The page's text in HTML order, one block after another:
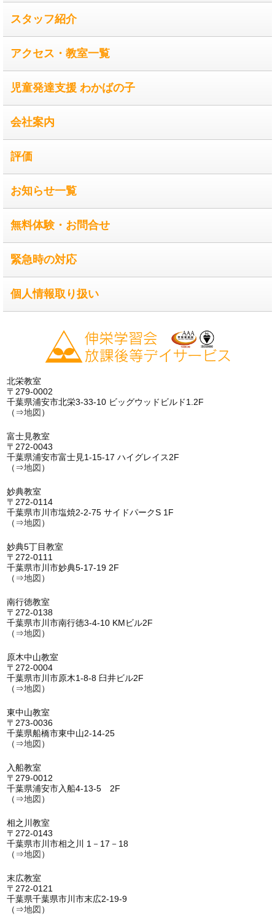
スタッフ紹介
アクセス・教室一覧
児童発達支援 わかばの子
会社案内
評価
お知らせ一覧
無料体験・お問合せ
緊急時の対応
個人情報取り扱い
北栄教室
〒279-0002
千葉県浦安市北栄3-33-10 ビッグウッドビルド1.2F
（⇒地図 ）
富士見教室
〒272-0043
千葉県浦安市富士見1-15-17 ハイグレイス2F
（⇒地図 ）
妙典教室
〒272-0114
千葉県市川市塩焼2-2-75 サイドパークS 1F
（⇒地図 ）
妙典5丁目教室
〒272-0111
千葉県市川市妙典5-17-19 2F
（⇒地図 ）
南行徳教室
〒272-0138
千葉県市川市南行徳3-4-10 KMビル2F
（⇒地図 ）
原木中山教室
〒272-0004
千葉県市川市原木1-8-8 臼井ビル2F
（⇒地図 ）
東中山教室
〒273-0036
千葉県船橋市東中山2-14-25
（⇒地図 ）
入船教室
〒279-0012
千葉県浦安市入船4-13-5 2F
（⇒地図 ）
相之川教室
〒272-0143
千葉県市川市相之川 1－17－18
（⇒地図 ）
末広教室
〒272-0121
千葉県千葉県市川市末広2-19-9
（⇒地図 ）